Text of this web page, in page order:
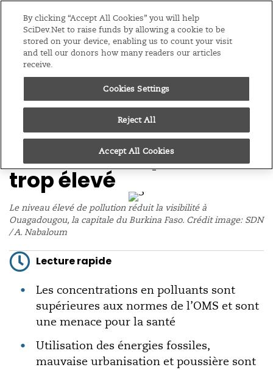
Menu
EditionsAfrique Sub-Saharienne
Actualités
Burkina Faso : Trois
métropoles en proie à
un niveau de pollution
trop élevé
Le niveau élevé de pollution réduit la visibilité à
Ouagadougou, la capitale du Burkina Faso. Crédit image: SDN
/ A. Nabaloum
Lecture rapide
Les concentrations en polluants sont
supérieures aux normes de l’OMS et sont
une menace pour la santé
Utilisation des énergies fossiles,
mauvaise urbanisation et poussière sont
By clicking “Accept All Cookies” you will help
SciDev.Net to raise funds by allowing a cookie to be
stored on your device, enabling us to count your visit
and tell our donors how many readers our articles
receive.
Cookies Settings
Reject All
Accept All Cookies